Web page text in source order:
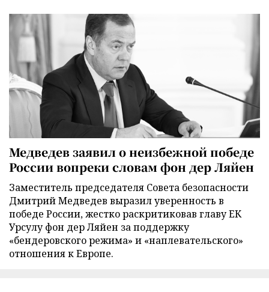
Медведев заявил о неизбежной победе
России вопреки словам фон дер Ляйен
Заместитель председателя Совета безопасности
Дмитрий Медведев выразил уверенность в
победе России, жестко раскритиковав главу ЕК
Урсулу фон дер Ляйен за поддержку
«бендеровского режима» и «наплевательского»
отношения к Европе.